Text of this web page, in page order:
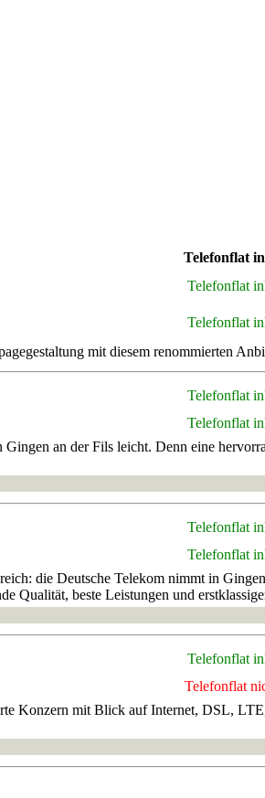
Telefonflat
Telefonflat
Telefonflat
mit diesem renommierten
Telefonflat
Telefonflat
an der Fils leicht. Denn eine
Telefonflat
Telefonflat
die Deutsche Telekom nimmt in
Qualität, beste Leistungen und
Telefonflat
Telefonflat
Konzern mit Blick auf Internet, DSL,